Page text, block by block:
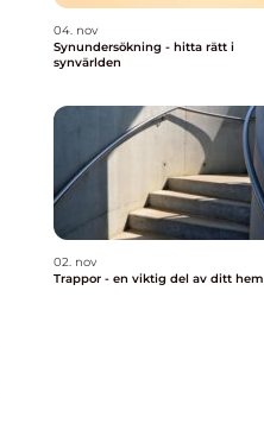
04. nov
Synundersökning - hitta rätt i
synvärlden
02. nov
Trappor - en viktig del av ditt hem